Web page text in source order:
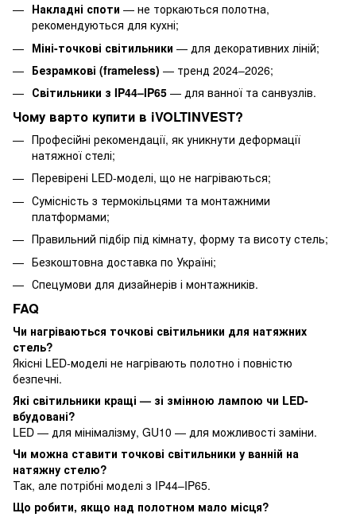
Накладні споти — не торкаються полотна,
рекомендуються для кухні;
Міні-точкові світильники — для декоративних ліній;
Безрамкові (frameless) — тренд 2024–2026;
Світильники з IP44–IP65 — для ванної та санвузлів.
Чому варто купити в iVOLTINVEST?
Професійні рекомендації, як уникнути деформації
натяжної стелі;
Перевірені LED-моделі, що не нагріваються;
Сумісність з термокільцями та монтажними
платформами;
Правильний підбір під кімнату, форму та висоту стель;
Безкоштовна доставка по Україні;
Спецумови для дизайнерів і монтажників.
FAQ
Чи нагріваються точкові світильники для натяжних
стель?
Якісні LED-моделі не нагрівають полотно і повністю
безпечні.
Які світильники кращі — зі змінною лампою чи LED-
вбудовані?
LED — для мінімалізму, GU10 — для можливості заміни.
Чи можна ставити точкові світильники у ванній на
натяжну стелю?
Так, але потрібні моделі з IP44–IP65.
Що робити, якщо над полотном мало місця?